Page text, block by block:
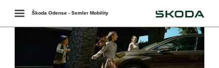
Toggle
navigation
Škoda Odense - Semler Mobility